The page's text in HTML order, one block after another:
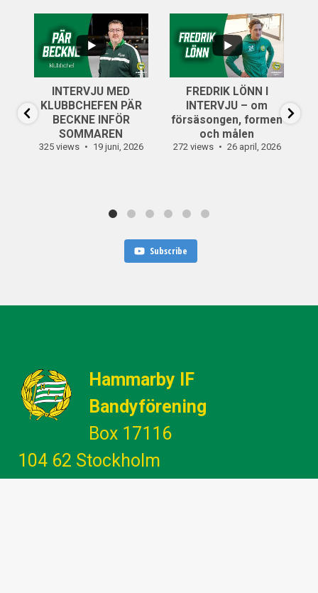
...
14
0
INTERVJU MED
KLUBBCHEFEN PÄR
BECKNE INFÖR
SOMMAREN
325 views 19 juni, 2026
6
0
FREDRIK LÖNN I
INTERVJU – om
försäsongen, formen
och målen
272 views 26 april, 2026
Subscribe
Hammarby IF
Bandyförening
Box 17116
104 62 Stockholm